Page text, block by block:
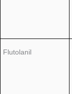
Flutolanil